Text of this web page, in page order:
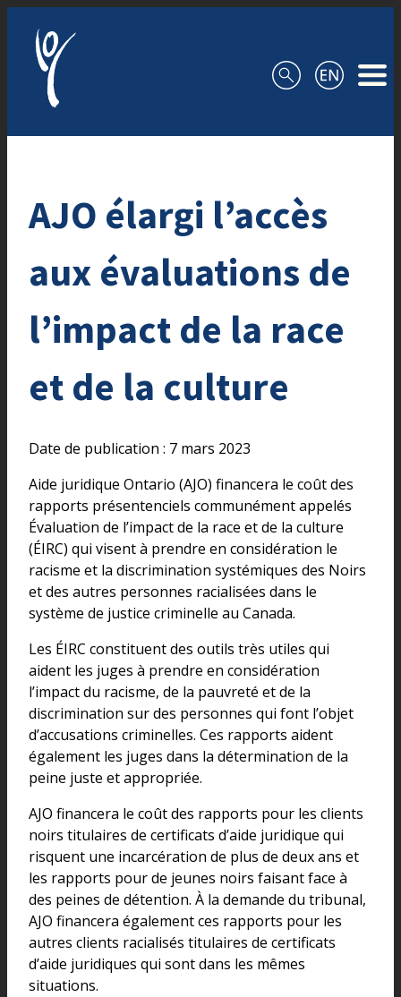
AJO élargi l’accès
aux évaluations de
l’impact de la race
et de la culture
Date de publication : 7 mars 2023
Aide juridique Ontario (AJO) financera le coût des
rapports présentenciels communément appelés
Évaluation de l’impact de la race et de la culture
(ÉIRC) qui visent à prendre en considération le
racisme et la discrimination systémiques des Noirs
et des autres personnes racialisées dans le
système de justice criminelle au Canada.
Les ÉIRC constituent des outils très utiles qui
aident les juges à prendre en considération
l’impact du racisme, de la pauvreté et de la
discrimination sur des personnes qui font l’objet
d’accusations criminelles. Ces rapports aident
également les juges dans la détermination de la
peine juste et appropriée.
AJO financera le coût des rapports pour les clients
noirs titulaires de certificats d’aide juridique qui
risquent une incarcération de plus de deux ans et
les rapports pour de jeunes noirs faisant face à
des peines de détention. À la demande du tribunal,
AJO financera également ces rapports pour les
autres clients racialisés titulaires de certificats
d’aide juridiques qui sont dans les mêmes
situations.